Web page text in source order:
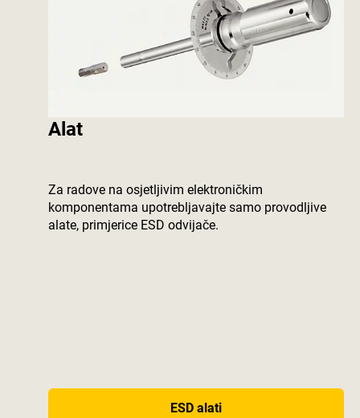
Alat
Za radove na osjetljivim elektroničkim
komponentama upotrebljavajte samo provodljive
alate, primjerice ESD odvijače.
ESD alati